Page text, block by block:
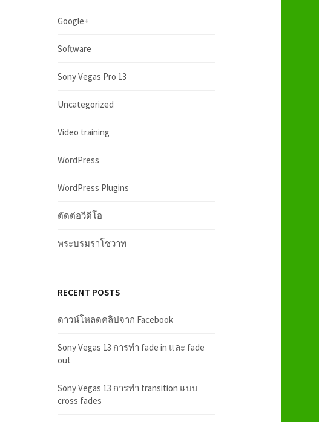
Google+
Software
Sony Vegas Pro 13
Uncategorized
Video training
WordPress
WordPress Plugins
ตัดต่อวีดีโอ
พระบรมราโชวาท
RECENT POSTS
ดาวน์โหลดคลิปจาก Facebook
Sony Vegas 13 การทำ fade in และ fade
out
Sony Vegas 13 การทำ transition แบบ
cross fades